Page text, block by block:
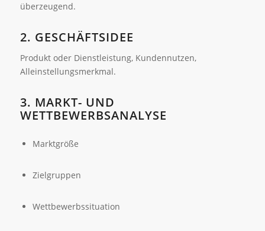
überzeugend.
2. GESCHÄFTSIDEE
Produkt oder Dienstleistung, Kundennutzen,
Alleinstellungsmerkmal.
3. MARKT- UND
WETTBEWERBSANALYSE
Marktgröße
Zielgruppen
Wettbewerbssituation